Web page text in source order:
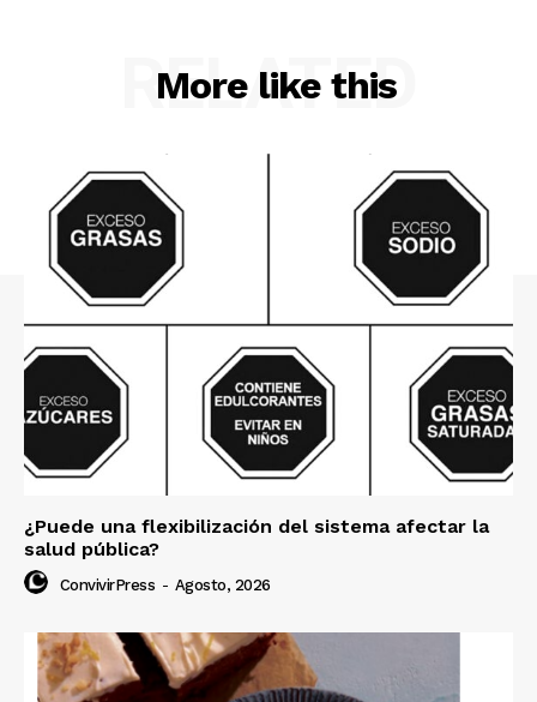
More like this
RELATED
¿Puede una flexibilización del sistema afectar la
salud pública?
ConvivirPress - Agosto, 2026